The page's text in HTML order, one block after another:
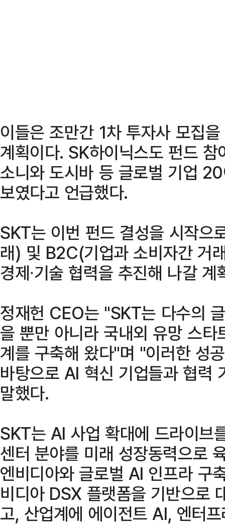
이들은 조만간 1차 투자사 모집
계획이다. SK하이닉스도 펀드
소니와 도시바 등 글로벌 기업
보였다고 언급했다.
SKT는 이번 펀드 결성을 시작
래) 및 B2C(기업과 소비자간 거
경제∙기술 협력을 추진해 나갈 계
정재헌 CEO는 "SKT는 다수의
을 뿐만 아니라 국내외 유망 스타
계를 구축해 왔다"며 "이러한 성
바탕으로 AI 혁신 기업들과 협력
말했다.
SKT는 AI 사업 확대에 드라이브
센터 분야를 미래 성장동력으로
엔비디아와 글로벌 AI 인프라 구
비디아 DSX 플랫폼을 기반으로
고, 산업계에 에이전트 AI, 엔터